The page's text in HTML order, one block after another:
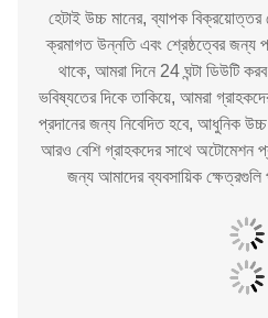
হেটাই উচ্চ মানের, ব্যাপক বিক্রয়োত্তর
ক্রমাগত উন্নতি এবং শ্রেষ্ঠত্বের জন্য
থাকে, আমরা দিনে 24 ঘন্টা ডিউটি
ভবিষ্যতের দিকে তাকিয়ে, আমরা
প্রদানের জন্য নিবেদিত হবে, আধুনিক
আরও বেশি গ্রাহকদের সাথে অটোমেশন
জন্য আমাদের ব্যবসায়িক ক্ষেত্রগুলি